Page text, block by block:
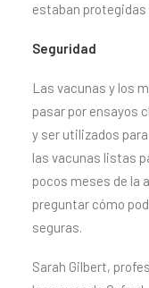
estaban protegidas
Seguridad
Las vacunas y los
pasar por ensayos
y ser utilizados
las vacunas listas
pocos meses de la
preguntar cómo
seguras.
Sarah Gilbert,